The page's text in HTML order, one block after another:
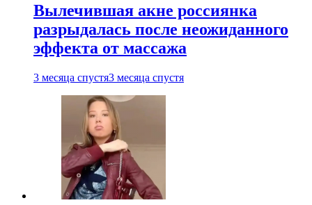
Вылечившая акне россиянка
разрыдалась после неожиданного
эффекта от массажа
3 месяца спустя3 месяца спустя